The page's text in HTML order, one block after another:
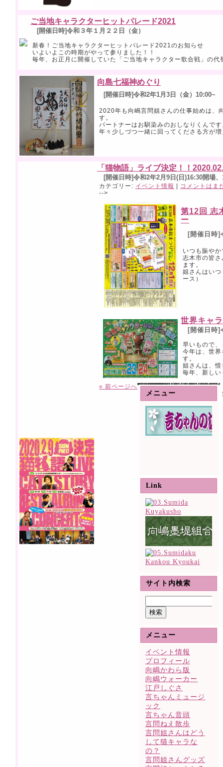
ご当地キャラクターヒットパレード2021
[開催日時]令和３年１月２２日（金）
新春！ご当地キャラクターヒットパレード2021のお知らせ
いよいよこの時期がやって参りました！！
毎年、お正月に開催していた「ご当地キャラクター歌合戦」の
向島七福神めぐり
[開催日時]令和2年1月3日（金）10:00~
2020年も向嶋言問姐さんの仕事始めは、
す。
パートナーはお馴染みのおしなりくんで
年々少しづつ一緒に回ってくださる方が
「猫物語」ライブ決定！！
[開催日時]令和2年2月9日(日)16:30開場
カテゴリー: イベント情報
コメントはま
-->
第12回 志
ー
[開催日時]
いつも賑や
志木市の皆
ます。
姐さんはい
ース）
世界キャ
[開催日時]
早いもので
今年は、世
す。
姐さんは、
毎年、新し
« 前ページへWarning
: Use of undefined constant bwt - assumed 'bwt' (this will throw an Error in a future version of PHP) in
/home/users/2/ims/web/kotochan.jp/wp-content/
on line77
メニュー
Link
サイト内検索
検索:
メニュー
イベント情報
プロフィール
向嶋かわら版
向嶋ウォーカー
江戸しぐさ
言ちゃんミュージ
ック
言ちゃん音頭
言問ねえ散歩
言問姐さんはどう
して猫キャラな
の？
言問姐さんグッズ